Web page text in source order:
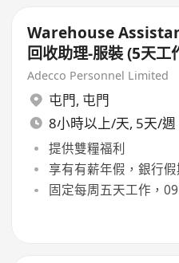
Warehouse
回收助理-服裝 (5天工
Adecco Personnel Limited
屯門, 屯門
8小時以上/天, 5天/週
提供雙糧福利
享有有薪年假，銀行
固定每周五天工作，